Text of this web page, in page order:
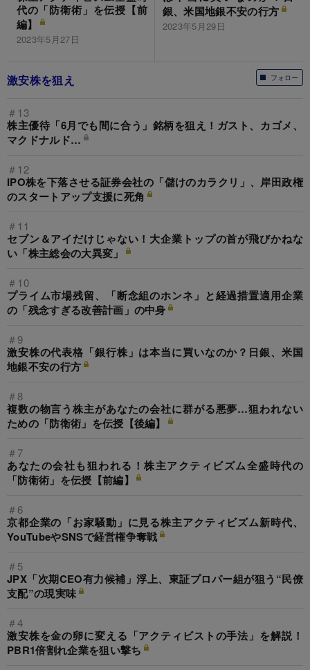
代の「防衛術」を伝授【前
編】
2023年5月27日
銀、米国地銀不安の行方
2023年5月29日
フォロー
激安株を狙え
＃13
株主優待「6月でも間に合う」銘柄を狙え！ガスト、カゴメ、
マクドナルド…
＃12
IPO株を下落させる証券会社の「儲けのカラクリ」、岸田政権
のスタートアップ支援に死角
＃11
セブン＆アイだけじゃない！大企業トップの首が飛びかねな
い「株主総会の大異変」
＃10
プライム市場残留、「断念組のホンネ」と経過措置適用企業
の「残念すぎる改善計画」の中身
＃9
激安株の代表格「銀行株」は本当に買いなのか？日銀、米国
地銀不安の行方
＃8
複数の物言う株主があなたの会社に群がる悪夢…狙われない
ための「防衛術」を伝授【後編】
＃7
あなたの会社も狙われる！株主アクティビズム全盛時代の
「防衛術」を伝授【前編】
＃6
京都企業の「お家騒動」に見る株主アクティビズム新時代、
YouTubeやSNSで経営権争奪戦
＃5
JPX「次期CEO有力候補」浮上、東証プロパー組が狙う“民僚
支配”の現実味
＃4
激安株を金の卵に変える「アクティビストの手法」を解説！
PBR1倍割れ企業を狙い撃ち